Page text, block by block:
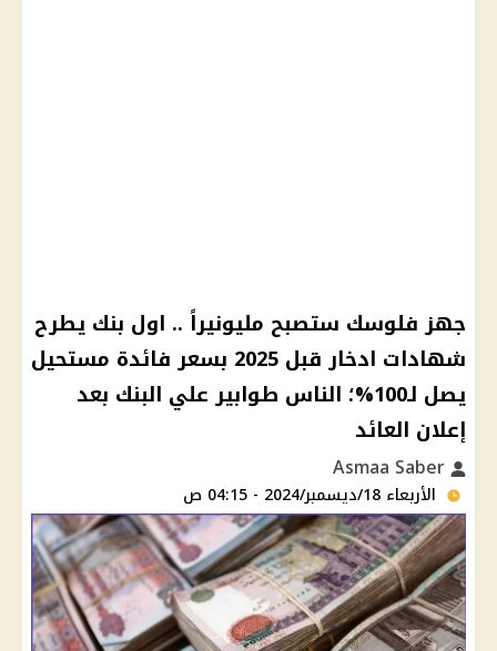
جهز فلوسك ستصبح مليونيراً .. اول بنك يطرح
شهادات ادخار قبل 2025 بسعر فائدة مستحيل
يصل لـ100%؛ الناس طوابير علي البنك بعد
إعلان العائد
الأربعاء 18/ديسمبر/2024 - 04:15 ص